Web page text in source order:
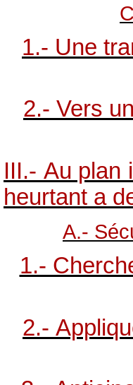
1.- Une
2.- Vers
III.- Au plan
heurtant a
A.-
1.-
2.-